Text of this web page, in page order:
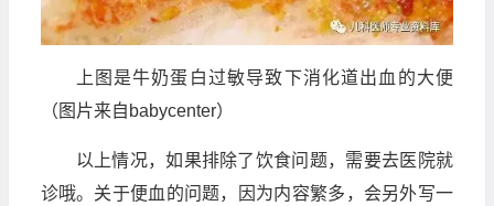
上图是牛奶蛋白过敏导致下消化道出血的大便
（图片来自babycenter）
以上情况，如果排除了饮食问题，需要去医院就
诊哦。关于便血的问题，因为内容繁多，会另外写一